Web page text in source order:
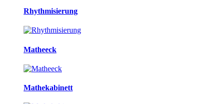
Rhythmisierung
Matheeck
Mathekabinett